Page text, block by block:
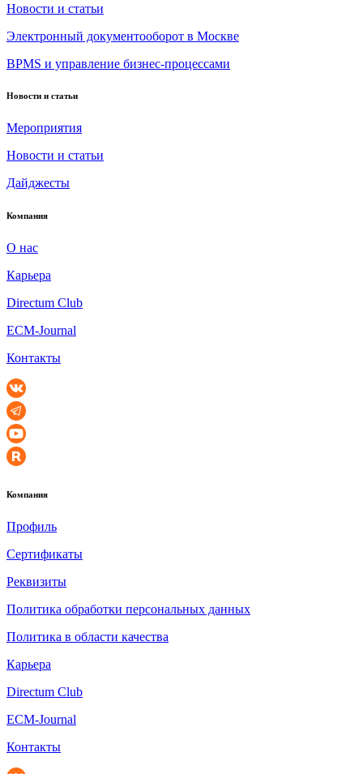
Новости и статьи
Электронный документооборот в Москве
BPMS и управление бизнес-процессами
Новости и статьи
Мероприятия
Новости и статьи
Дайджесты
Компания
О нас
Карьера
Directum Club
ECM-Journal
Контакты
Компания
Профиль
Сертификаты
Реквизиты
Политика обработки персональных данных
Политика в области качества
Карьера
Directum Club
ECM-Journal
Контакты